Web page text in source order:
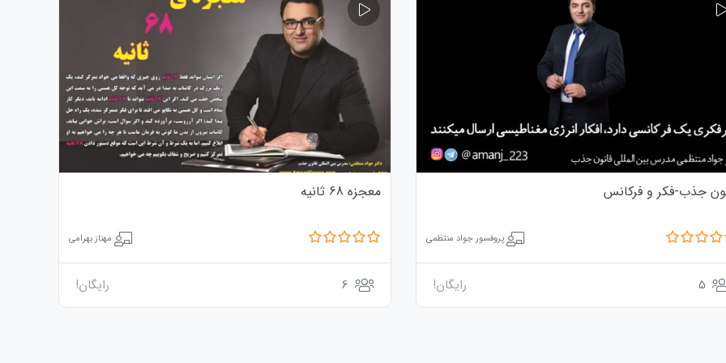
جذب-فکر و فرکانس
پروفسور جواد منتظمی
5 رایگان!
معجزه 68 ثانیه
مهناز بهرامی
6 رایگان!